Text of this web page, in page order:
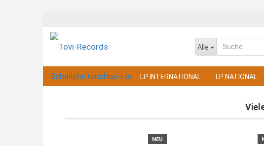
Alle
LP INTERNATIONAL LP NATIONAL
NEU